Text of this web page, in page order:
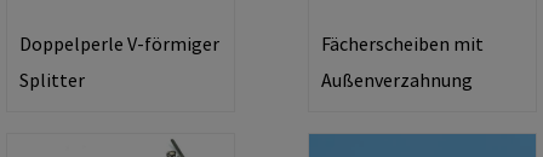
Doppelperle V-förmiger
Splitter
Fächerscheiben mit
Außenverzahnung